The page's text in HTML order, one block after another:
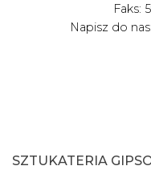
Faks:
Napisz do
SZTUKATERIA